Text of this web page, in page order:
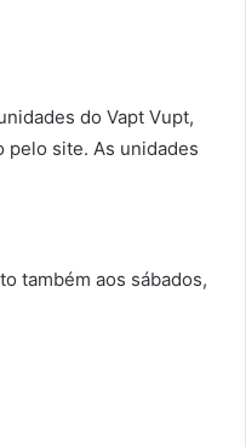
do Vapt Vupt,
pelo site. As unidades
também aos sábados,